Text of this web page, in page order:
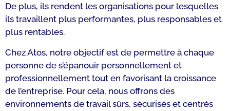
De plus, ils rendent les organisations pour lesquelles
ils travaillent plus performantes, plus responsables et
plus rentables.
Chez Atos, notre objectif est de permettre à chaque
personne de s’épanouir personnellement et
professionnellement tout en favorisant la croissance
de l’entreprise. Pour cela, nous offrons des
environnements de travail sûrs, sécurisés et centrés